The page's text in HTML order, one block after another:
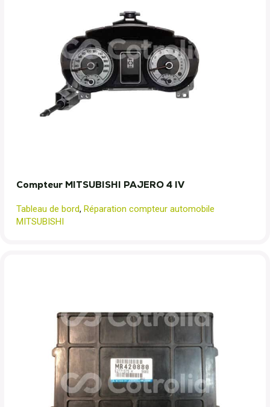
Compteur MITSUBISHI PAJERO 4 IV
Tableau de bord, Réparation compteur automobile
MITSUBISHI